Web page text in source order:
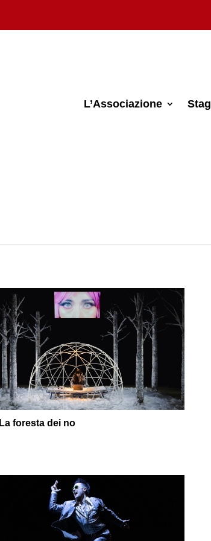
L’Associazione
La foresta dei no